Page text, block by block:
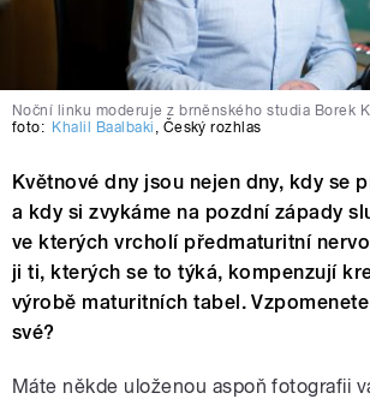
Noční linku moderuje z brněnského studia Borek
foto: Khalil Baalbaki , Český rozhlas
Květnové dny jsou nejen dny, kdy se
a kdy si zvykáme na pozdní západy
ve kterých vrcholí předmaturitní
ji ti, kterých se to týká, kompenzují
výrobě maturitních tabel.
své?
Máte někde uloženou aspoň fotografii